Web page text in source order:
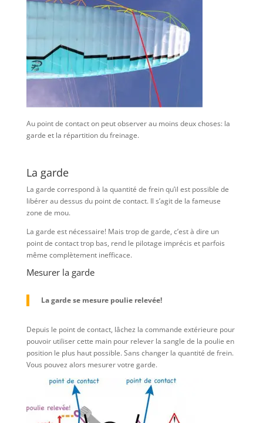
Au point de contact on peut observer au moins deux choses: la
garde et la répartition du freinage.
La garde
La garde correspond à la quantité de frein qu’il est possible de
libérer au dessus du point de contact. Il s’agit de la fameuse
zone de mou.
La garde est nécessaire! Mais trop de garde, c’est à dire un
point de contact trop bas, rend le pilotage imprécis et parfois
même complètement inefficace.
Mesurer la garde
La garde se mesure poulie relevée!
Depuis le point de contact, lâchez la commande extérieure pour
pouvoir utiliser cette main pour relever la sangle de la poulie en
position le plus haut possible. Sans changer la quantité de frein.
Vous pouvez alors mesurer votre garde.